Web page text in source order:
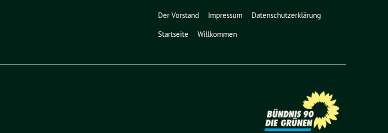
Der Vorstand Impressum
Datenschutzerklärung
Startseite
Willkommen